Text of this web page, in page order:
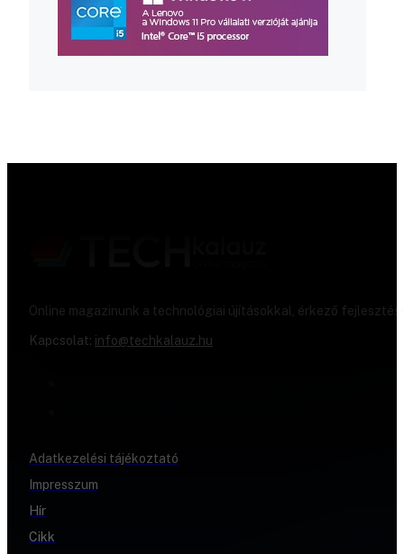
Online magazinunk a technológiai újításokkal, érkező
Kapcsolat: info@techkalauz.hu
Adatkezelési tájékoztató
Impresszum
Hír
Cikk